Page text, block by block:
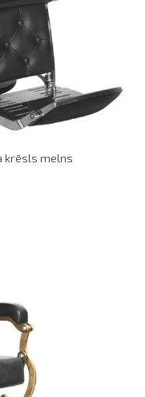
krēsls melns